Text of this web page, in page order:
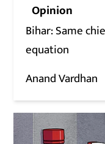
Opinion
Bihar: Same
equation
Anand Vardhan